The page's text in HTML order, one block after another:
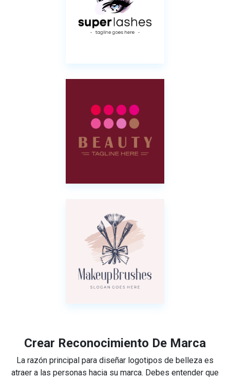
Crear Reconocimiento De Marca
La razón principal para diseñar logotipos de belleza es
atraer a las personas hacia su marca. Debes entender que